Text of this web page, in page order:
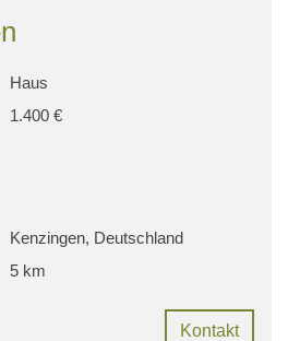
Haus
1.400 €
Kenzingen, Deutschland
5 km
Kontakt